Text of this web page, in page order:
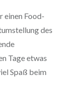
einen Food-
des
Tage etwas
Spaß beim